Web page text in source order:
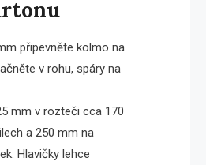
připevněte kolmo na
v rohu, spáry na
mm v rozteči cca 170
a 250 mm na
Hlavičky lehce